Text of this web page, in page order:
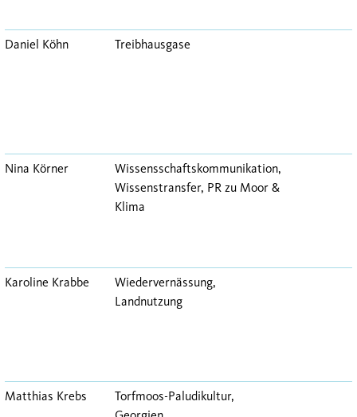
Daniel Köhn Treibhausgase
Nina Körner
Wissensschaftskommunikation,
Wissenstransfer, PR zu Moor &
Klima
Karoline Krabbe
Wiedervernässung,
Landnutzung
Matthias Krebs
Torfmoos-Paludikultur,